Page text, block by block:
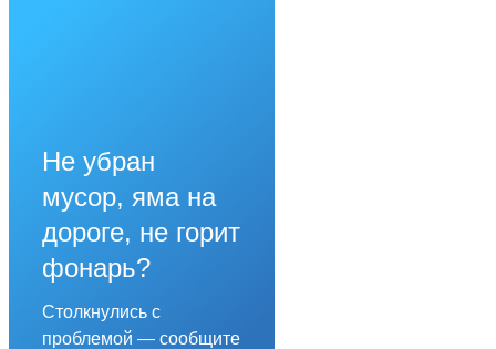
Не убран
мусор, яма на
дороге, не горит
фонарь?
Столкнулись с
проблемой — сообщите